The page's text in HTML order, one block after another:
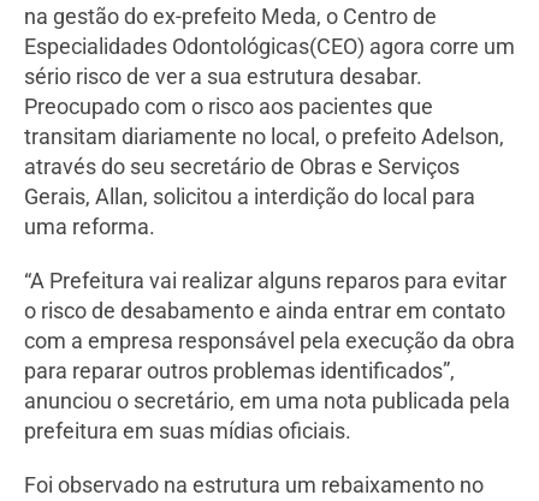
na gestão do ex-prefeito Meda, o Centro de
Especialidades Odontológicas(CEO) agora corre um
sério risco de ver a sua estrutura desabar.
Preocupado com o risco aos pacientes que
transitam diariamente no local, o prefeito Adelson,
através do seu secretário de Obras e Serviços
Gerais, Allan, solicitou a interdição do local para
uma reforma.
“A Prefeitura vai realizar alguns reparos para evitar
o risco de desabamento e ainda entrar em contato
com a empresa responsável pela execução da obra
para reparar outros problemas identificados”,
anunciou o secretário, em uma nota publicada pela
prefeitura em suas mídias oficiais.
Foi observado na estrutura um rebaixamento no